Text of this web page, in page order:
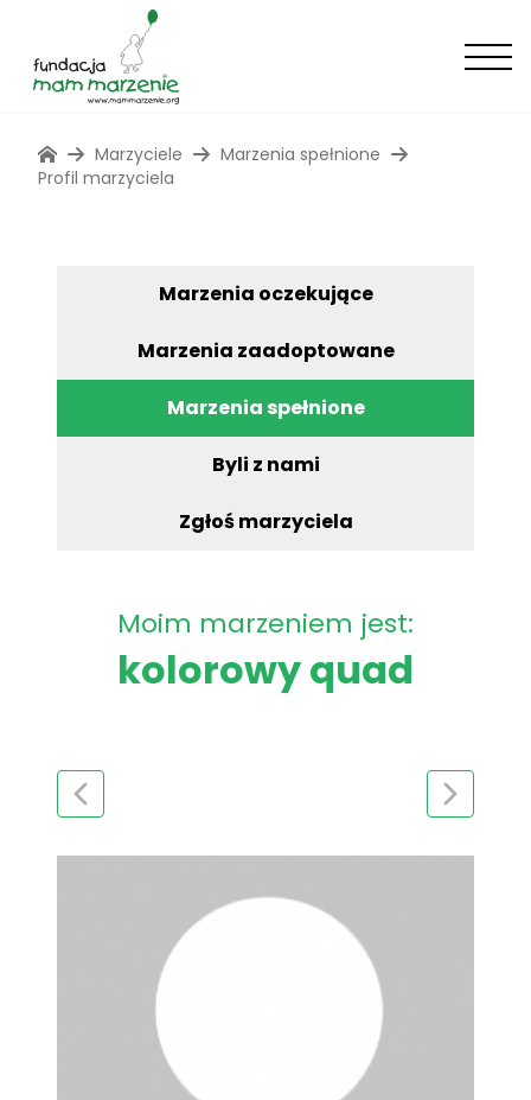
Marzyciele
Marzenia spełnione
Profil marzyciela
Marzenia oczekujące
Marzenia zaadoptowane
Marzenia spełnione
Byli z nami
Zgłoś marzyciela
Moim marzeniem jest:
kolorowy quad